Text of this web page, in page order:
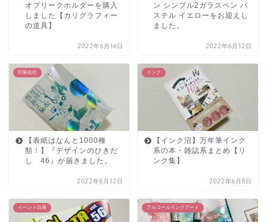
オブリークホルダーを購入
しました【カリグラフィー
の道具】
2022年6月16日
ン シンプル2ガラスペン パ
ステル イエローをお迎えし
ました。
2022年6月12日
印刷会社
【表紙はなんと1000種
類！】『デザインのひきだ
し 46』が届きました。
2022年6月12日
インク
【インク沼】万年筆インク
系の本・雑誌系まとめ【リ
ンク集】
2022年6月8日
イベント出展 アルコールインクアート